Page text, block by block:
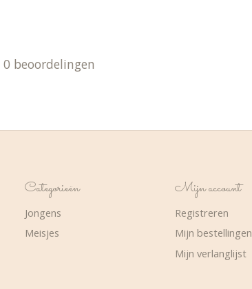
0 beoordelingen
Categorieën
Jongens
Meisjes
Mijn account
Registreren
Mijn bestellingen
Mijn verlanglijst